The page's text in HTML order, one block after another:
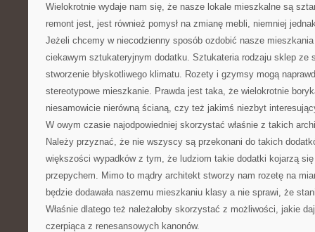
Wielokrotnie wydaje nam się, że nasze lokale mieszkalne są
remont jest, jest również pomysł na zmianę mebli, niemniej
Jeżeli chcemy w niecodzienny sposób ozdobić nasze
ciekawym sztukateryjnym dodatku. Sztukateria rodzaju sklep ze
stworzenie błyskotliwego klimatu. Rozety i gzymsy mogą
stereotypowe mieszkanie. Prawda jest taka, że wielokrotnie
niesamowicie nierówną ścianą, czy też jakimś niezbyt
W owym czasie najodpowiedniej skorzystać właśnie z takich
Należy przyznać, że nie wszyscy są przekonani do takich
większości wypadków z tym, że ludziom takie dodatki kojarzą
przepychem. Mimo to mądry architekt stworzy nam rozetę na
będzie dodawała naszemu mieszkaniu klasy a nie sprawi, że
Właśnie dlatego też należałoby skorzystać z możliwości, jakie
czerpiąca z renesansowych kanonów.